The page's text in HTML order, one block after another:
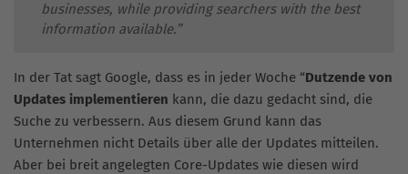
businesses, while providing searchers with the best
information available.”
In der Tat sagt Google, dass es in jeder Woche “Dutzende von
Updates implementieren kann, die dazu gedacht sind, die
Suche zu verbessern. Aus diesem Grund kann das
Unternehmen nicht Details über alle der Updates mitteilen.
Aber bei breit angelegten Core-Updates wie diesen wird